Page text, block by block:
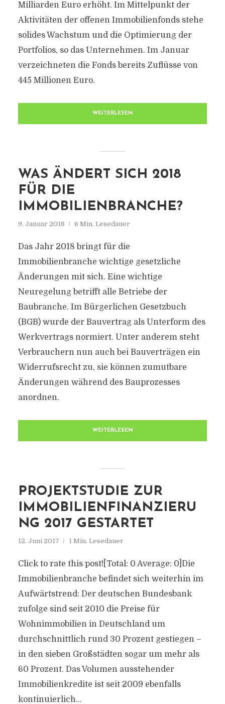
Milliarden Euro erhöht. Im Mittelpunkt der
Aktivitäten der offenen Immobilienfonds stehe
solides Wachstum und die Optimierung der
Portfolios, so das Unternehmen. Im Januar
verzeichneten die Fonds bereits Zuflüsse von
445 Millionen Euro.
WEITERLESEN
WAS ÄNDERT SICH 2018
FÜR DIE
IMMOBILIENBRANCHE?
9. Januar 2018 6 Min. Lesedauer
Das Jahr 2018 bringt für die
Immobilienbranche wichtige gesetzliche
Änderungen mit sich. Eine wichtige
Neuregelung betrifft alle Betriebe der
Baubranche. Im Bürgerlichen Gesetzbuch
(BGB) wurde der Bauvertrag als Unterform des
Werkvertrags normiert. Unter anderem steht
Verbrauchern nun auch bei Bauverträgen ein
Widerrufsrecht zu, sie können zumutbare
Änderungen während des Bauprozesses
anordnen.
WEITERLESEN
PROJEKTSTUDIE ZUR
IMMOBILIENFINANZIERU
NG 2017 GESTARTET
12. Juni 2017 1 Min. Lesedauer
Click to rate this post![Total: 0 Average: 0]Die
Immobilienbranche befindet sich weiterhin im
Aufwärtstrend: Der deutschen Bundesbank
zufolge sind seit 2010 die Preise für
Wohnimmobilien in Deutschland um
durchschnittlich rund 30 Prozent gestiegen –
in den sieben Großstädten sogar um mehr als
60 Prozent. Das Volumen ausstehender
Immobilienkredite ist seit 2009 ebenfalls
kontinuierlich...